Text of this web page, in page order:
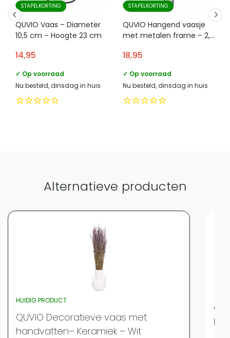
Diameter opening hals (cm) 7
naam verantwoordelijke
marktdeelnemer in de eu
HomeLiving.nl
adres verantwoordelijke
marktdeelnemer in de eu
Lange voren 8, 5541RT
Reusel
marktdeelnemer in de eu
product-
compliance@homeliving.nl
materialen, wat resulteert in duurzame producten van hoge kwaliteit.
STAPELKORTING
QUVIO Vaas – Diameter
10,5 cm – Hoogte 23 cm
14,95
✓ Op voorraad
Nu besteld, dinsdag in huis
STAPELKORTING
QUVIO Hangend vaasje
met metalen frame – 2,5
18,95
✓ Op voorraad
Nu besteld, dinsdag in huis
Alternatieve producten
HUIDIG PRODUCT
QUVIO Decoratieve vaas met
handvatten– Keramiek – Wit